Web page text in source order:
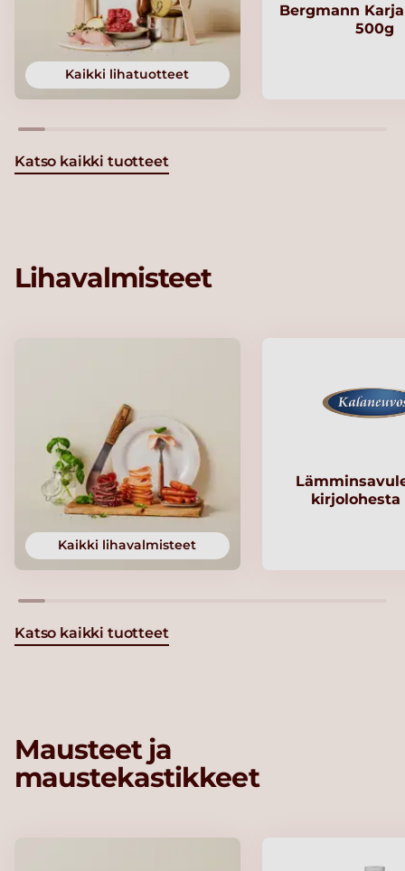
Kaikki lihatuotteet
Bergmann
500g
Katso kaikki tuotteet
Lihavalmisteet
Kaikki lihavalmisteet
kirjolohesta
Katso kaikki tuotteet
Mausteet ja
maustekastikkeet